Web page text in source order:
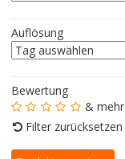
Auflösung
Bewertung
& mehr
Filter zurücksetzen